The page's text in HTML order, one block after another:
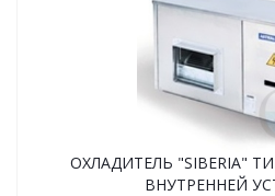
ОХЛАДИТЕЛЬ "SIBERIA"
ВНУТРЕННЕЙ